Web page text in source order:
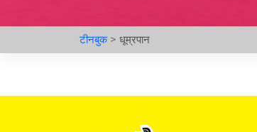
टीनबुक> धूम्रपान